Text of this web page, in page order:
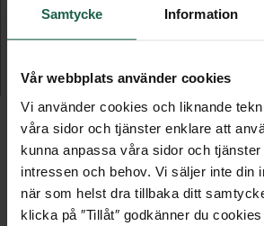
Samtycke Information
Vår webbplats använder cookies
Vi använder cookies och liknande
våra sidor och tjänster enklare att
kunna anpassa våra sidor och
intressen och behov. Vi säljer inte din
när som helst dra tillbaka ditt
klicka på ″Tillåt″ godkänner du
7 895 kr
LÄGG TILL
679 kr
FLER PRODUKTER I DENNA